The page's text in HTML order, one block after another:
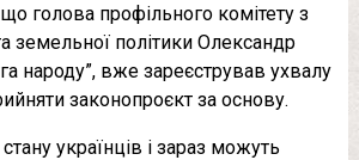
голова профільного комітету з
земельної політики Олександр
народу”, вже зареєстрував ухвалу
законопроєкт за основу.
українців і зараз можуть